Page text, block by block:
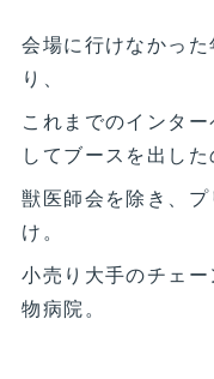
会場に行けなかっ
り、
これまでのインタ
してブースを出した
獣医師会を除き、
け。
小売り大手のチェ
物病院。